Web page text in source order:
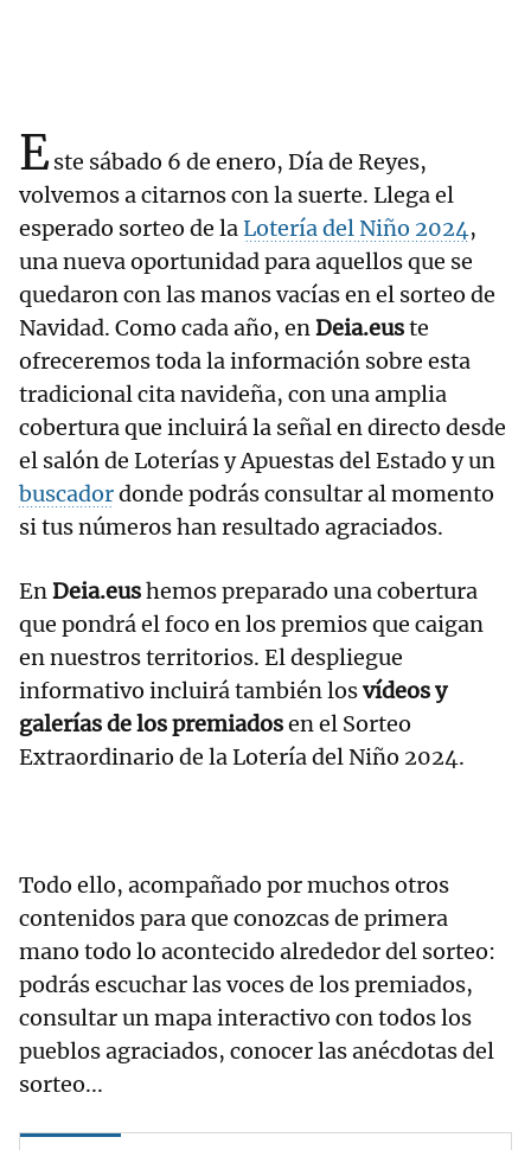
Este sábado 6 de enero, Día de Reyes,
volvemos a citarnos con la suerte. Llega el
esperado sorteo de laLotería del Niño 2024,
una nueva oportunidad para aquellos que se
quedaron con las manos vacías en el sorteo de
Navidad. Como cada año, enDeia.euste
ofreceremos toda la información sobre esta
tradicional cita navideña, con una amplia
cobertura que incluirá la señal en directo desde
el salón de Loterías y Apuestas del Estado y un
buscadordonde podrás consultar al momento
si tus números han resultado agraciados.
EnDeia.eushemos preparado una cobertura
que pondrá el foco en los premios que caigan
en nuestros territorios. El despliegue
informativo incluirá también losvídeos y
galerías de los premiadosen el Sorteo
Extraordinario de la Lotería del Niño 2024.
Todo ello, acompañado por muchos otros
contenidos para que conozcas de primera
mano todo lo acontecido alrededor del sorteo:
podrás escuchar las voces de los premiados,
consultar un mapa interactivo con todos los
pueblos agraciados, conocer las anécdotas del
sorteo...